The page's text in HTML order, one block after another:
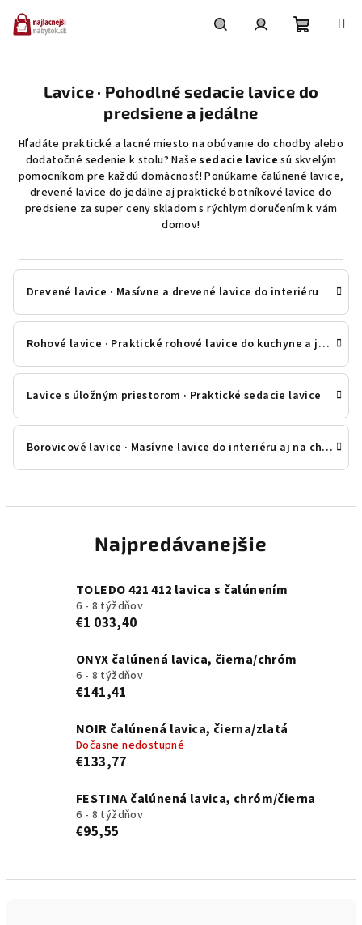
obsah
košík
Lavice · Pohodlné sedacie lavice do
predsiene a jedálne
Hľadáte praktické a lacné miesto na obúvanie do chodby alebo
dodatočné sedenie k stolu? Našesedacie lavice sú skvelým
pomocníkom pre každú domácnosť! Ponúkame čalúnené lavice,
drevené lavice do jedálne aj praktické botníkové lavice do
predsiene za super ceny skladom s rýchlym doručením k vám
domov!
Drevené lavice · Masívne a drevené lavice do interiéru
Rohové lavice · Praktické rohové lavice do kuchyne a jedálne
Lavice s úložným priestorom · Praktické sedacie lavice
Borovicové lavice · Masívne lavice do interiéru aj na chatu
Najpredávanejšie
TOLEDO 421 412 lavica s čalúnením
6 - 8 týždňov
€1 033,40
ONYX čalúnená lavica, čierna/chróm
6 - 8 týždňov
€141,41
NOIR čalúnená lavica, čierna/zlatá
Dočasne nedostupné
€133,77
FESTINA čalúnená lavica, chróm/čierna
6 - 8 týždňov
€95,55